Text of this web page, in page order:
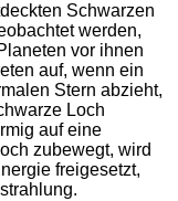
Schwarzen
werden,
vor ihnen
auf, wenn ein
Stern abzieht,
Loch
auf eine
zubewegt, wird
freigesetzt,